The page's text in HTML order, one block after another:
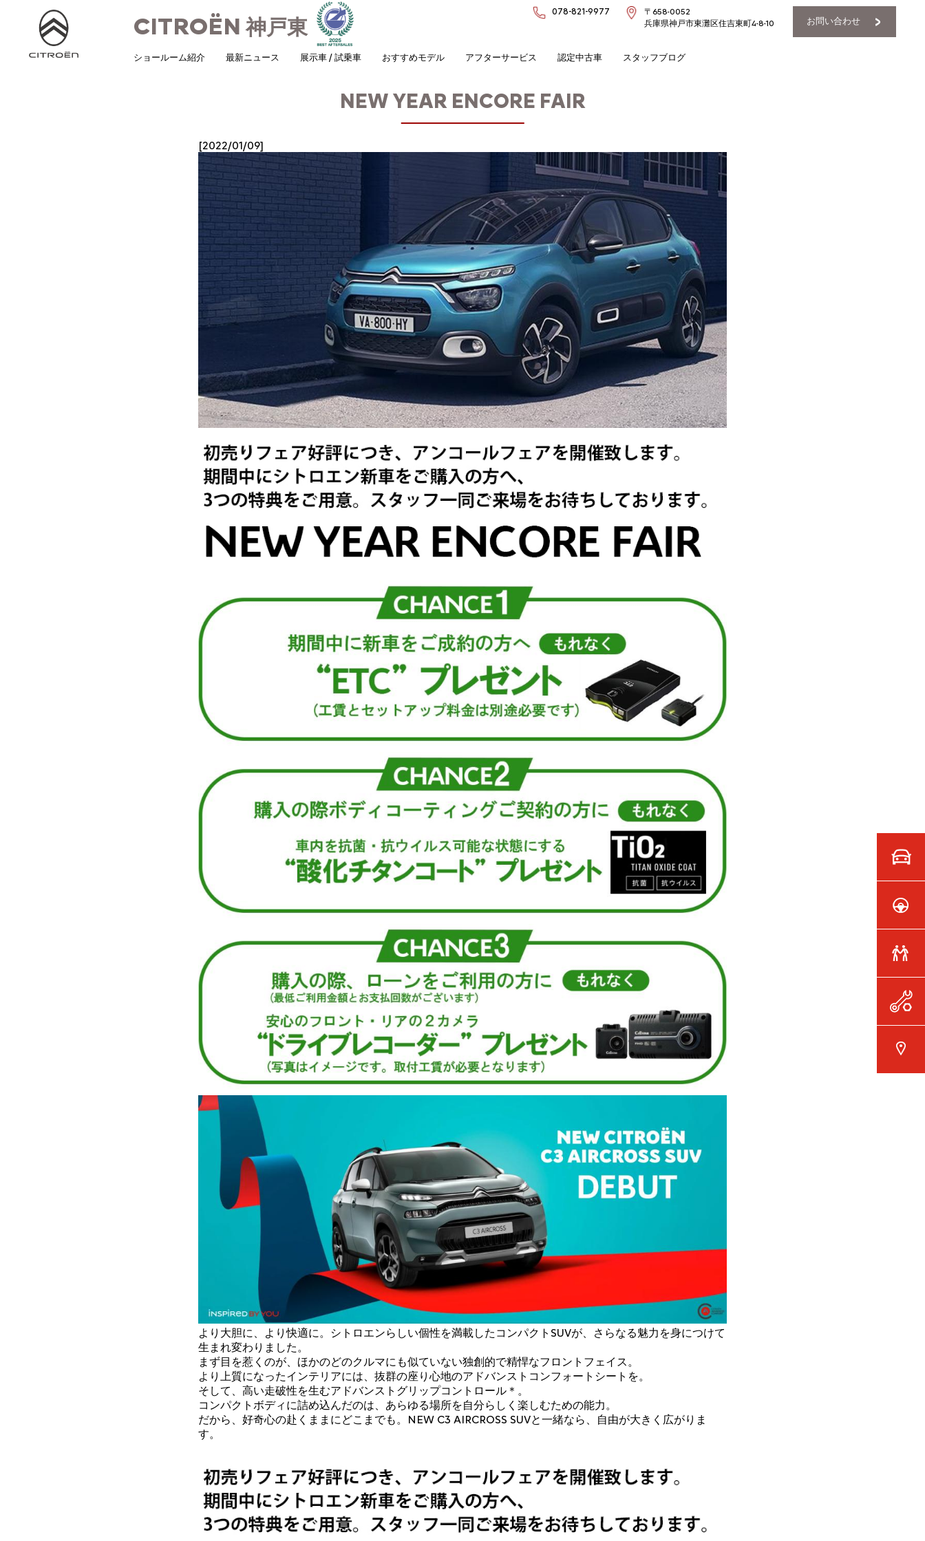
CITROËN神戸東
078-821-9977
〒658-0052
兵庫県神戸市東灘区住吉東町4-8-10
お問い合わせ
ショールーム紹介 最新ニュース 展示車 / 試乗車 おすすめモデル アフターサービス 認定中古車 スタッフブログ
NEW YEAR ENCORE FAIR
[2022/01/09]
より大胆に、より快適に。シトロエンらしい個性を満載したコンパクトSUVが、さらなる魅力を身につけて
生まれ変わりました。
まず目を惹くのが、ほかのどのクルマにも似ていない独創的で精悍なフロントフェイス。
より上質になったインテリアには、抜群の座り心地のアドバンストコンフォートシートを。
そして、高い走破性を生むアドバンストグリップコントロール＊。
コンパクトボディに詰め込んだのは、あらゆる場所を自分らしく楽しむための能力。
だから、好奇心の赴くままにどこまでも。NEW C3 AIRCROSS SUVと一緒なら、自由が大きく広がりま
す。